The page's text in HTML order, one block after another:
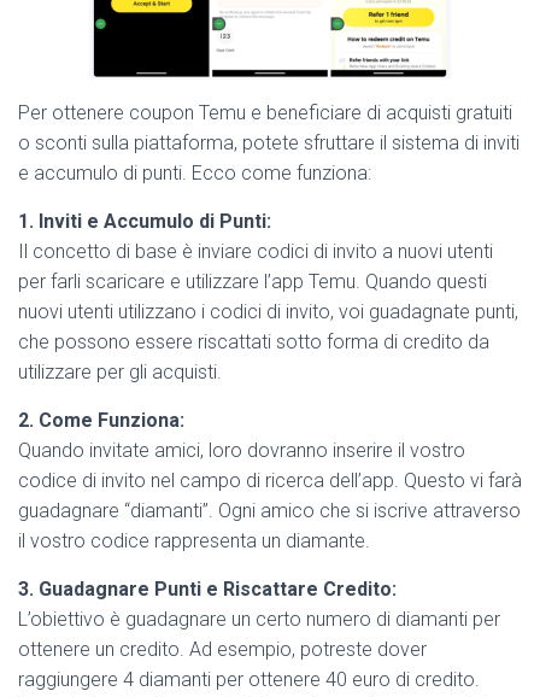
Per ottenere coupon Temu e beneficiare di acquisti gratuiti
o sconti sulla piattaforma, potete sfruttare il sistema di inviti
e accumulo di punti. Ecco come funziona:
1. Inviti e Accumulo di Punti:
Il concetto di base è inviare codici di invito a nuovi utenti
per farli scaricare e utilizzare l’app Temu. Quando questi
nuovi utenti utilizzano i codici di invito, voi guadagnate punti,
che possono essere riscattati sotto forma di credito da
utilizzare per gli acquisti.
2. Come Funziona:
Quando invitate amici, loro dovranno inserire il vostro
codice di invito nel campo di ricerca dell’app. Questo vi farà
guadagnare “diamanti”. Ogni amico che si iscrive attraverso
il vostro codice rappresenta un diamante.
3. Guadagnare Punti e Riscattare Credito:
L’obiettivo è guadagnare un certo numero di diamanti per
ottenere un credito. Ad esempio, potreste dover
raggiungere 4 diamanti per ottenere 40 euro di credito.